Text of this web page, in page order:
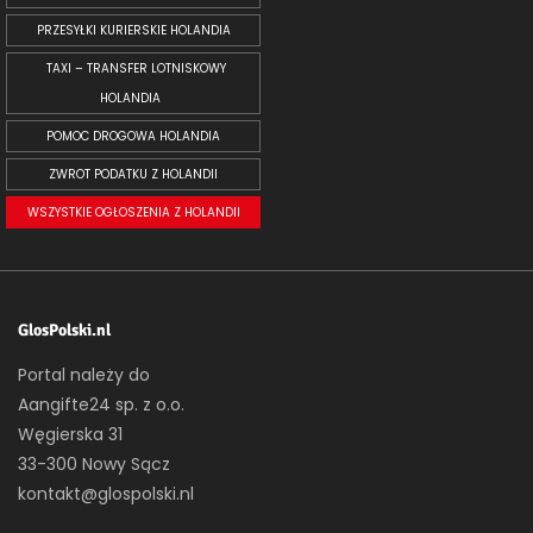
PRZESYŁKI KURIERSKIE HOLANDIA
TAXI – TRANSFER LOTNISKOWY
HOLANDIA
POMOC DROGOWA HOLANDIA
ZWROT PODATKU Z HOLANDII
WSZYSTKIE OGŁOSZENIA Z HOLANDII
GlosPolski.nl
Portal należy do
Aangifte24 sp. z o.o.
Węgierska 31
33-300 Nowy Sącz
kontakt@glospolski.nl